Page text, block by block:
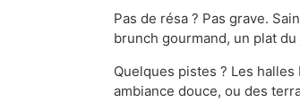
Pas de résa ? Pas grave.
brunch gourmand, un plat
Quelques pistes ? Les
ambiance douce, ou des